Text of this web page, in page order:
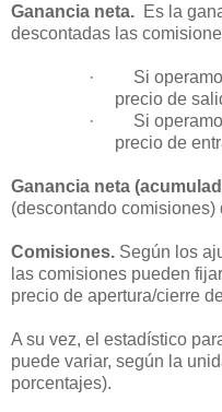
Ganancia neta. Es la
descontadas las
· Si
precio de
· Si
precio de
Ganancia neta
(descontando comisiones)
Comisiones. Según los
las comisiones pueden
precio de apertura/cierre
A su vez, el estadístico
puede variar, según la
porcentajes).